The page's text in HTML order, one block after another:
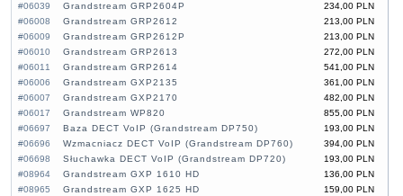
#06039
234,00 PLN
Grandstream GRP2604P
#06008
213,00 PLN
Grandstream GRP2612
#06009
213,00 PLN
Grandstream GRP2612P
#06010
272,00 PLN
Grandstream GRP2613
#06011
541,00 PLN
Grandstream GRP2614
#06006
361,00 PLN
Grandstream GXP2135
#06007
482,00 PLN
Grandstream GXP2170
#06017
855,00 PLN
Grandstream WP820
#06697
193,00 PLN
Baza DECT VoIP (Grandstream DP750)
#06696
394,00 PLN
Wzmacniacz DECT VoIP (Grandstream DP760)
#06698
193,00 PLN
Słuchawka DECT VoIP (Grandstream DP720)
#08964
136,00 PLN
Grandstream GXP 1610 HD
#08965
159,00 PLN
Grandstream GXP 1625 HD